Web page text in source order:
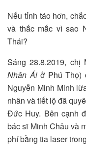
Nếu tỉnh táo hơn,
và thắc mắc vì sao
Thái?
Sáng 28.8.2019, chị
Nhân Ái ở Phú Thọ)
Nguyễn Minh Minh
nhân và tiết lộ đã
Đức Huy. Bên cạnh
bác sĩ Minh Châu và
phí bằng tia laser